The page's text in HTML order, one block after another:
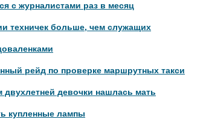
с журналистами раз в месяц
техничек больше, чем служащих
рейд по проверке маршрутных такси
девочки нашлась мать
купленные лампы